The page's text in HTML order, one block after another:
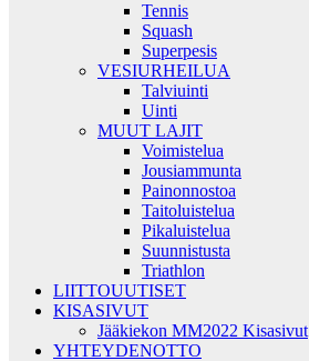
Tennis
Squash
Superpesis
VESIURHEILUA
Talviuinti
Uinti
MUUT LAJIT
Voimistelua
Jousiammunta
Painonnostoa
Taitoluistelua
Pikaluistelua
Suunnistusta
Triathlon
LIITTOUUTISET
KISASIVUT
Jääkiekon MM2022 Kisasivut
YHTEYDENOTTO